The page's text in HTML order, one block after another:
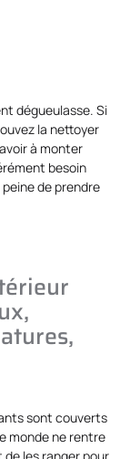
dégueulasse. Si
la nettoyer
à monter
besoin
de prendre
sont couverts
monde ne rentre